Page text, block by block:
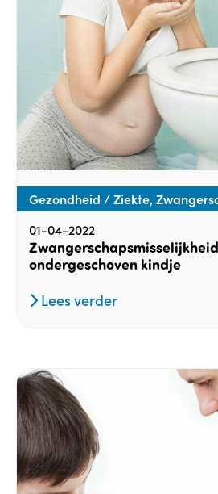
Gezondheid / Ziekte,
01-04-2022
ondergeschoven kindje
Lees verder